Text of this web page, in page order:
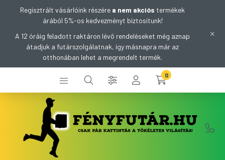
Regisztrált vásárlóink részére a nem akciós termékek
árából 5%-os kedvezményt biztosítunk!
A 12 óráig feladott raktáron lévő rendeléseket még aznap
átadjuk a futárszolgálatnak, így másnapra már az
otthonában lehet a megrendelt termék.
0